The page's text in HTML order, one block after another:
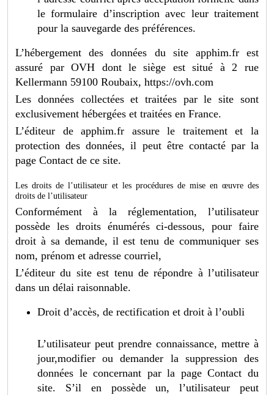
le formulaire d’inscription avec leur traitement
pour la sauvegarde des préférences.
L’hébergement des données du site apphim.fr est
assuré par OVH dont le siège est situé à 2 rue
Kellermann 59100 Roubaix, https://ovh.com
Les données collectées et traitées par le site sont
exclusivement hébergées et traitées en France.
L’éditeur de apphim.fr assure le traitement et la
protection des données, il peut être contacté par la
page Contact de ce site.
Les droits de l’utilisateur et les procédures de mise en œuvre des
droits de l’utilisateur
Conformément à la réglementation, l’utilisateur
possède les droits énumérés ci-dessous, pour faire
droit à sa demande, il est tenu de communiquer ses
nom, prénom et adresse courriel,
L’éditeur du site est tenu de répondre à l’utilisateur
dans un délai raisonnable.
Droit d’accès, de rectification et droit à l’oubli
L’utilisateur peut prendre connaissance, mettre à
jour,modifier ou demander la suppression des
données le concernant par la page Contact du
site. S’il en possède un, l’utilisateur peut